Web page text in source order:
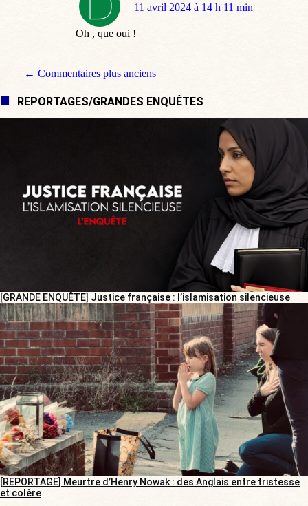
dit
11 avril 2024 à 14 h 11 min
Oh , que oui !
Navigation de commentaire
← Commentaires plus anciens
REPORTAGES/GRANDES ENQUÊTES
[GRANDE ENQUÊTE] Justice française : l’islamisation silencieuse
[REPORTAGE] Meurtre d’Henry Nowak : des Anglais entre tristesse
et colère